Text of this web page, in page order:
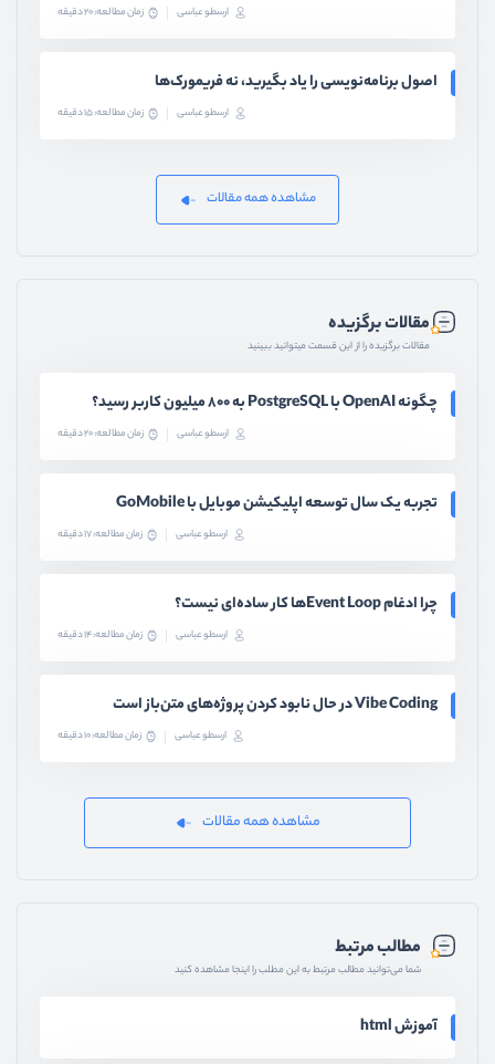
ارسطو عباسی زمان مطالعه: 20 دقیقه
اصول برنامه‌نویسی را یاد بگیرید، نه فریمورک‌ها
ارسطو عباسی زمان مطالعه: 15 دقیقه
مشاهده همه مقالات
مقالات برگزیده
مقالات برگزیده را از این قسمت میتوانید ببینید
چگونه OpenAI با PostgreSQL به ۸۰۰ میلیون کاربر رسید؟
ارسطو عباسی زمان مطالعه: 20 دقیقه
تجربه یک سال توسعه اپلیکیشن موبایل با GoMobile
ارسطو عباسی زمان مطالعه: 17 دقیقه
چرا ادغام Event Loopها کار ساده‌ای نیست؟
ارسطو عباسی زمان مطالعه: 14 دقیقه
Vibe Coding در حال نابود کردن پروژه‌های متن‌باز است
ارسطو عباسی زمان مطالعه: 10 دقیقه
مشاهده همه مقالات
مطالب مرتبط
شما می‌توانید مطالب مرتبط به این مطلب را اینجا مشاهده کنید
آموزش html